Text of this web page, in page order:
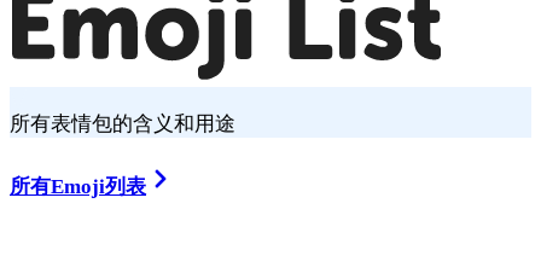
所有表情包的含义和用途
所有Emoji列表